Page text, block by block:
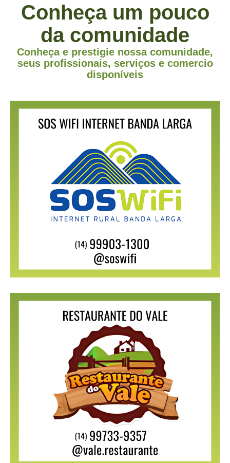
Conheça um pouco
da comunidade
Conheça e prestigie nossa comunidade,
seus profissionais, serviços e comercio
disponíveis